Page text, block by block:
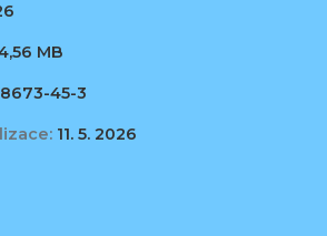
MB
45-3
11. 5. 2026